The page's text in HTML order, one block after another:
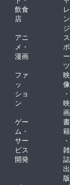
飲食
店
レ
ン
ジ
アニ
メ・
漫画
ス
ポ
ー
ツ
ファ
ッ
ショ
ン
映
像
・
映
画
ゲー
ム・
サー
ビス
開発
書
籍
・
雑
誌
出
版